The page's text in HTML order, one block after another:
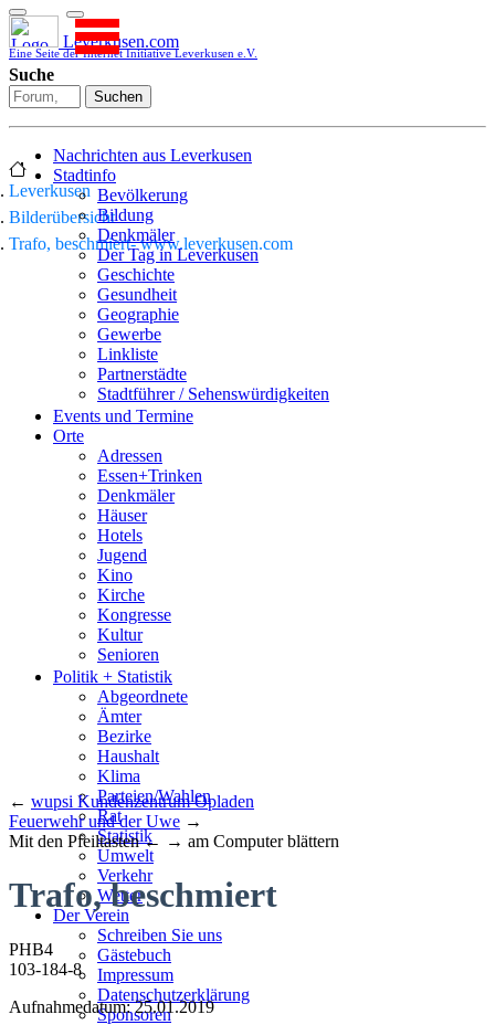
Leverkusen.com
Eine Seite der Internet Initiative Leverkusen e.V.
Suche
Suchen
Nachrichten aus Leverkusen
Stadtinfo
Bevölkerung
Bildung
Denkmäler
Der Tag in Leverkusen
Geschichte
Gesundheit
Geographie
Gewerbe
Linkliste
Partnerstädte
Stadtführer / Sehenswürdigkeiten
Stadtplan
Sport
Who is who
Wohnen
Events und Termine
Orte
Adressen
Essen+Trinken
Denkmäler
Häuser
Hotels
Jugend
Kino
Kirche
Kongresse
Kultur
Senioren
Stadtführer
Straßen
Politik + Statistik
Abgeordnete
Ämter
Bezirke
Haushalt
Klima
Parteien/Wahlen
Rat
Statistik
Umwelt
Verkehr
Wetter
Der Verein
Schreiben Sie uns
Gästebuch
Impressum
Datenschutzerklärung
Sponsoren
Leverkusen
Bilderübersicht
Trafo, beschmiert- www.leverkusen.com
← wupsi Kundenzentrum Opladen
Feuerwehr und der Uwe →
Mit den Pfeiltasten ← → am Computer blättern
Trafo, beschmiert
PHB4
103-184-8
Aufnahmedatum: 25.01.2019